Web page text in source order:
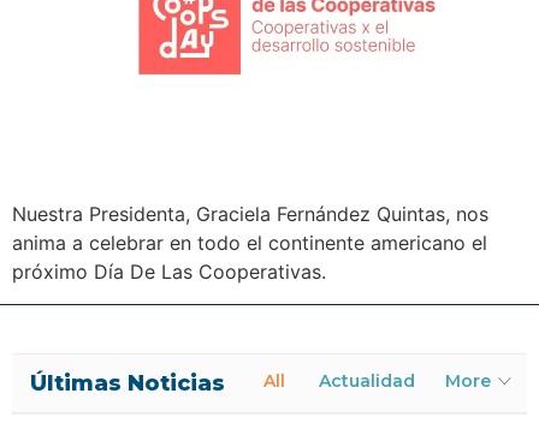
Nuestra Presidenta, Graciela Fernández Quintas, nos
anima a celebrar en todo el continente americano el
próximo Día De Las Cooperativas.
Últimas Noticias All Actualidad More